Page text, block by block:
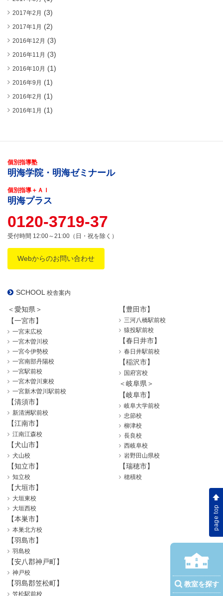
2017年2月 (3)
2017年1月 (2)
2016年12月 (3)
2016年11月 (3)
2016年10月 (1)
2016年9月 (1)
2016年2月 (1)
2016年1月 (1)
個別指導塾
明海学院・明海ゼミナール
個別指導＋ＡＩ
明海プラス
0120-3719-37
受付時間 12:00～21:00（日・祝を除く）
Webからのお問い合わせ
SCHOOL 校舎案内
＜愛知県＞
【一宮市】
一宮末広校
一宮木曽川校
一宮今伊勢校
一宮南部丹陽校
一宮駅前校
一宮木曽川東校
一宮新木曽川駅前校
【清須市】
新清洲駅前校
【江南市】
江南江森校
【犬山市】
犬山校
【知立市】
知立校
【豊田市】
三河八橋駅前校
猿投駅前校
【春日井市】
春日井駅前校
【稲沢市】
国府宮校
＜岐阜県＞
【岐阜市】
岐阜大学前校
忠節校
柳津校
長良校
西岐阜校
岩野田山県校
【瑞穂市】
穂積校
【大垣市】
大垣東校
大垣西校
【本巣市】
本巣北方校
【羽島市】
羽島校
【安八郡神戸町】
神戸校
【羽島郡笠松町】
笠松駅前校
page top
教室を探す